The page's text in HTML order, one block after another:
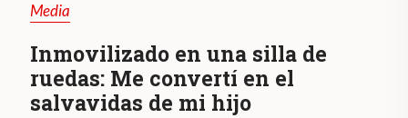
Media
Inmovilizado en una silla de
ruedas: Me convertí en el
salvavidas de mi hijo